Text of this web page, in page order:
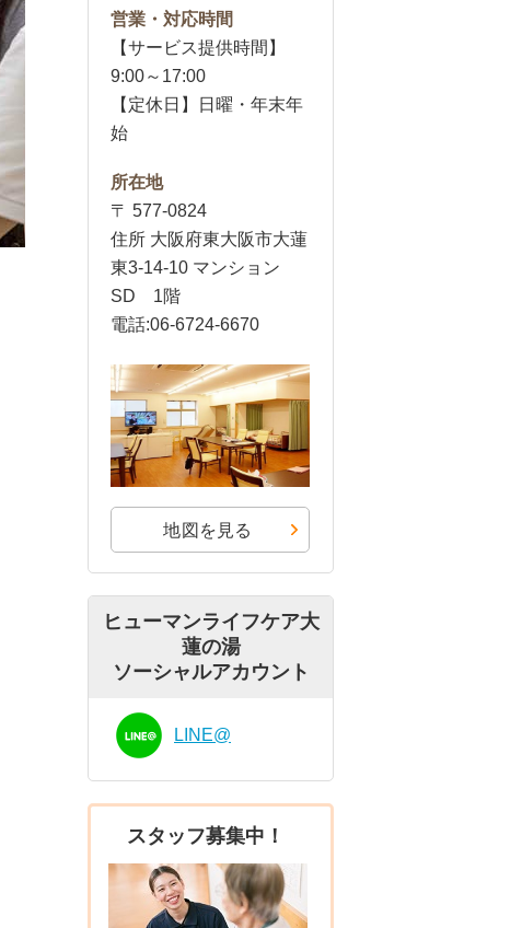
営業・対応時間
【サービス提供時間】
9:00～17:00
【定休日】日曜・年末年
始
所在地
〒 577-0824
住所 大阪府東大阪市大蓮
東3-14-10 マンション
SD 1階
電話:06-6724-6670
地図を見る
ヒューマンライフケア大
蓮の湯
ソーシャルアカウント
LINE@
スタッフ募集中！